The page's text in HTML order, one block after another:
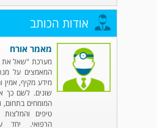
אודות הכותב
מאמר אורח
מערכת "שאל את
המאמצים על
מידע מקיף, אמין
שונים. לשם כך
המומחים בתחום,
טיפים
הרפואי. יחד